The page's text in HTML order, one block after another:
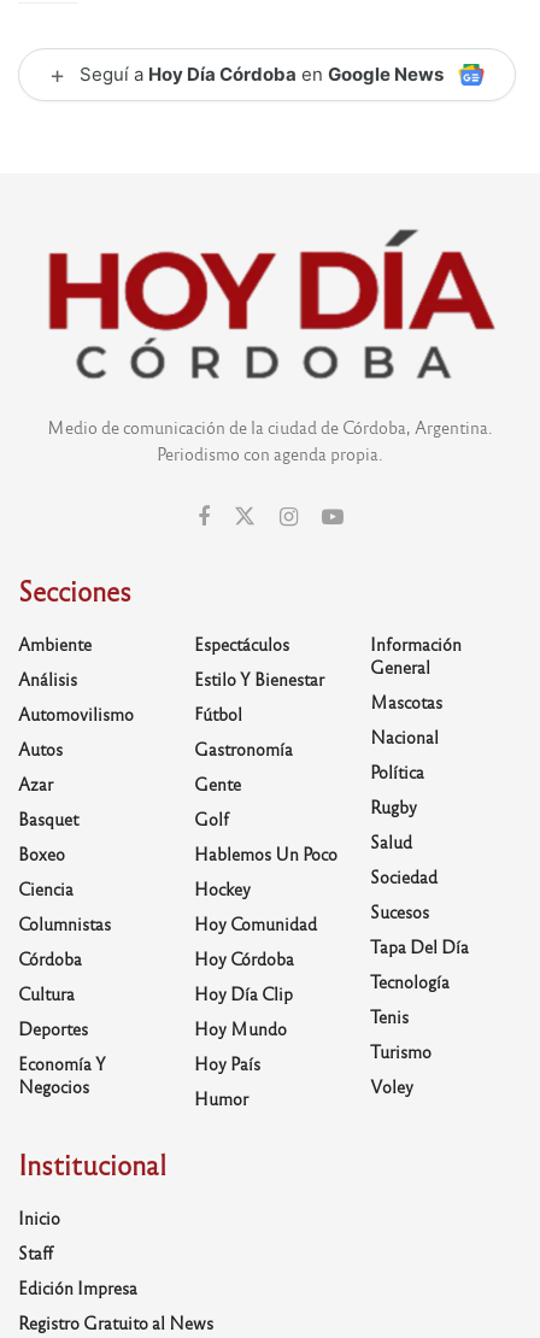
+ Seguí a Hoy Día Córdoba en Google News
Medio de comunicación de la ciudad de Córdoba, Argentina.
Periodismo con agenda propia.
Secciones
Ambiente
Análisis
Automovilismo
Autos
Azar
Basquet
Boxeo
Ciencia
Columnistas
Córdoba
Cultura
Deportes
Economía Y
Negocios
Espectáculos
Estilo Y Bienestar
Fútbol
Gastronomía
Gente
Golf
Hablemos Un Poco
Hockey
Hoy Comunidad
Hoy Córdoba
Hoy Día Clip
Hoy Mundo
Hoy País
Humor
Información
General
Mascotas
Nacional
Política
Rugby
Salud
Sociedad
Sucesos
Tapa Del Día
Tecnología
Tenis
Turismo
Voley
Institucional
Inicio
Staff
Edición Impresa
Registro Gratuito al News